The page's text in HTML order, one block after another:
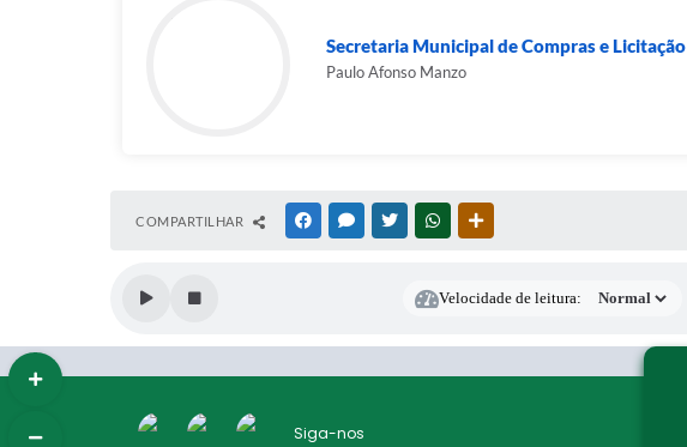
Secretaria Municipal de Compras e Licitação
Paulo Afonso Manzo
COMPARTILHAR FACEBOOKMESSENGER
TWITTERWHATSAPP
Velocidade de leitura:
Siga-nos